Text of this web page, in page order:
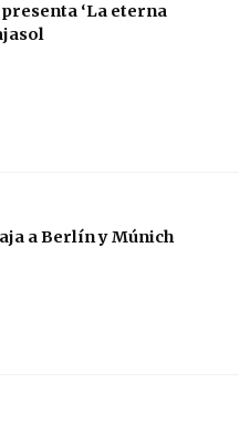
‘La eterna
a Berlín y Múnich